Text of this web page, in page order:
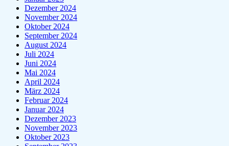
Dezember 2024
November 2024
Oktober 2024
September 2024
August 2024
Juli 2024
Juni 2024
Mai 2024
April 2024
März 2024
Februar 2024
Januar 2024
Dezember 2023
November 2023
Oktober 2023